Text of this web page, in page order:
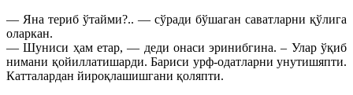
— Яна териб ўтайми?.. — сўради бўшаган саватларни қўлига
оларкан.
— Шуниси ҳам етар, — деди онаси эринибгина. – Улар ўқиб
нимани қойиллатишарди. Бариси урф-одатларни унутишяпти.
Катталардан йироқлашишгани қоляпти.